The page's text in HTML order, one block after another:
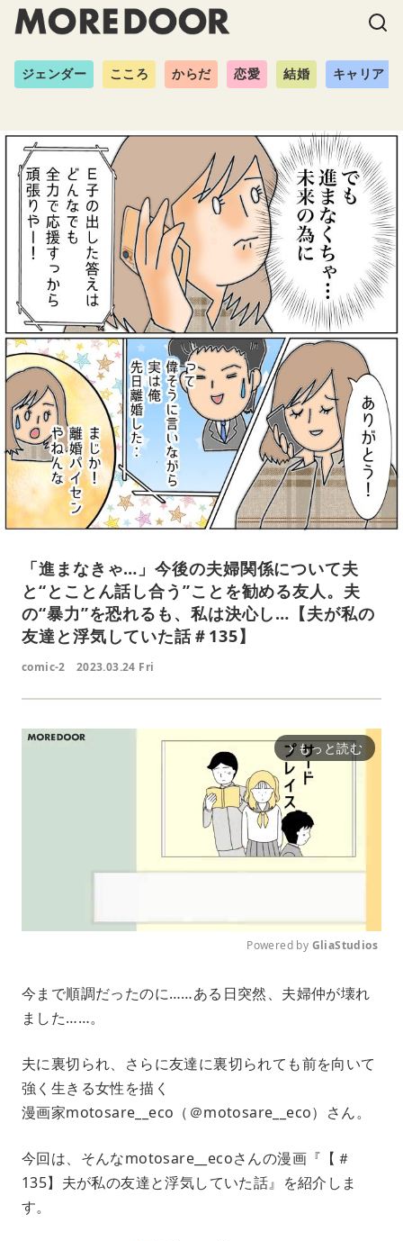
ジェンダー こころ からだ 恋愛 結婚 キャリア
「進まなきゃ…」今後の夫婦関係について夫
と“とことん話し合う”ことを勧める友人。夫
の“暴力”を恐れるも、私は決心し…【夫が私の
友達と浮気していた話＃135】
comic-2 2023.03.24 Fri
arrow_forward_ios もっと読む
u
Powered by GliaStudios
今まで順調だったのに……ある日突然、夫婦仲が壊れ
ました……。
夫に裏切られ、さらに友達に裏切られても前を向いて
強く生きる女性を描く
漫画家motosare__eco（＠motosare__eco）さん。
今回は、そんなmotosare__ecoさんの漫画『【＃
135】夫が私の友達と浮気していた話』を紹介しま
す。